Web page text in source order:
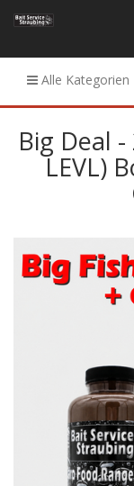
Alle Kategorien
Big Deal -
LEVL)